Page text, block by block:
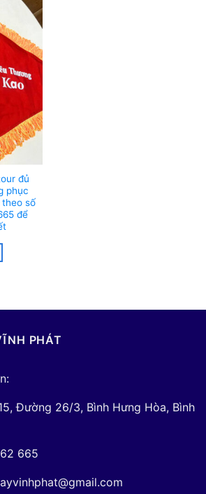
đủ
phục
số
để
PHÁT
Đường 26/3, Bình Hưng Hòa, Bình
665